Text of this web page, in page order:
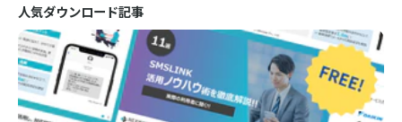
人気ダウンロード記事